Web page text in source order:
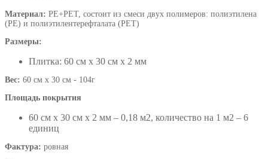
Материал: PE+PET, состоит из смеси двух полимеров: полиэтилена
(PE) и полиэтилентерефталата (PET)
Размеры:
Плитка: 60 см х 30 см х 2 мм
Вес: 60 см х 30 см - 104г
Площадь покрытия
60 см х 30 см х 2 мм – 0,18 м2, количество на 1 м2 – 6
единиц
Фактура: ровная